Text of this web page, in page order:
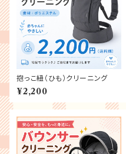
抱っこ紐（ひも）クリーニング
¥2,200